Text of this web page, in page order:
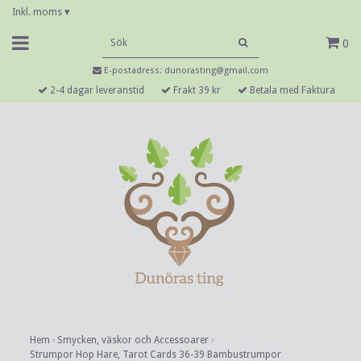
Inkl. moms ▾
0
E-postadress: dunorasting@gmail.com
2-4 dagar leveranstid Frakt 39 kr Betala med Faktura
Hem › Smycken, väskor och Accessoarer ›
Strumpor Hop Hare, Tarot Cards 36-39 Bambustrumpor